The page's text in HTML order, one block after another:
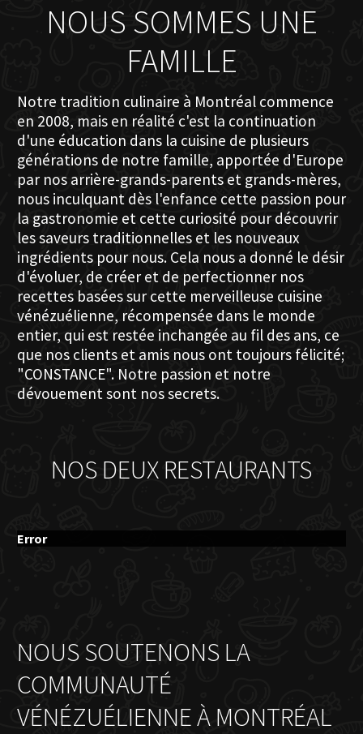
NOUS SOMMES UNE
FAMILLE
Notre tradition culinaire à Montréal commence
en 2008, mais en réalité c'est la continuation
d'une éducation dans la cuisine de plusieurs
générations de notre famille, apportée d'Europe
par nos arrière-grands-parents et grands-mères,
nous inculquant dès l'enfance cette passion pour
la gastronomie et cette curiosité pour découvrir
les saveurs traditionnelles et les nouveaux
ingrédients pour nous. Cela nous a donné le désir
d'évoluer, de créer et de perfectionner nos
recettes basées sur cette merveilleuse cuisine
vénézuélienne, récompensée dans le monde
entier, qui est restée inchangée au fil des ans, ce
que nos clients et amis nous ont toujours félicité;
"CONSTANCE". Notre passion et notre
dévouement sont nos secrets.
NOS DEUX RESTAURANTS
Error
NOUS SOUTENONS LA
COMMUNAUTÉ
VÉNÉZUÉLIENNE À MONTRÉAL